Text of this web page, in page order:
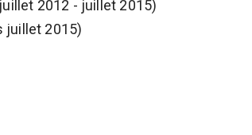
2012 - juillet 2015)
juillet 2015)